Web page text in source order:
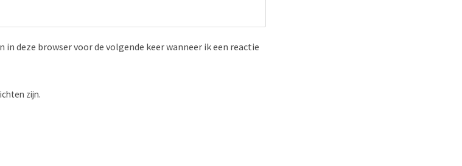
in deze browser voor de volgende keer wanneer ik een reactie
zijn.